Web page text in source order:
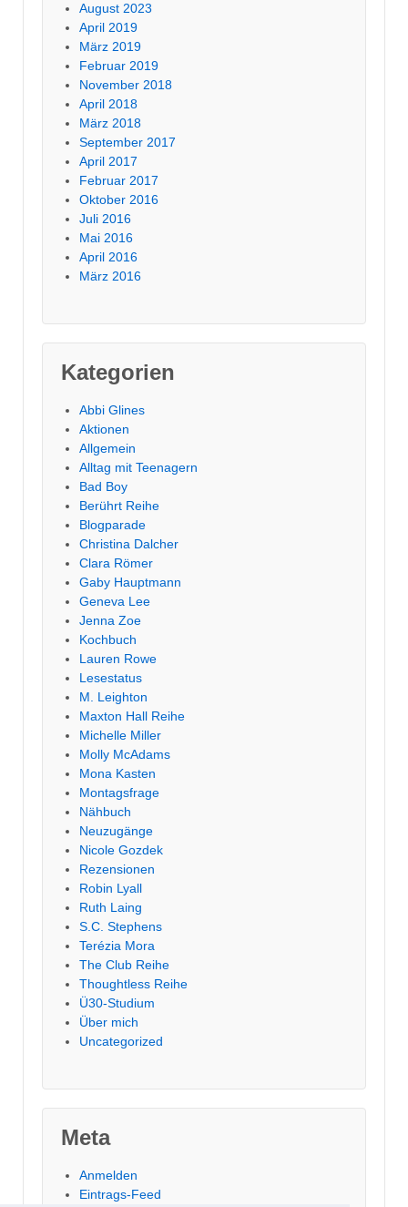
August 2023
April 2019
März 2019
Februar 2019
November 2018
April 2018
März 2018
September 2017
April 2017
Februar 2017
Oktober 2016
Juli 2016
Mai 2016
April 2016
März 2016
Kategorien
Abbi Glines
Aktionen
Allgemein
Alltag mit Teenagern
Bad Boy
Berührt Reihe
Blogparade
Christina Dalcher
Clara Römer
Gaby Hauptmann
Geneva Lee
Jenna Zoe
Kochbuch
Lauren Rowe
Lesestatus
M. Leighton
Maxton Hall Reihe
Michelle Miller
Molly McAdams
Mona Kasten
Montagsfrage
Nähbuch
Neuzugänge
Nicole Gozdek
Rezensionen
Robin Lyall
Ruth Laing
S.C. Stephens
Terézia Mora
The Club Reihe
Thoughtless Reihe
Ü30-Studium
Über mich
Uncategorized
Meta
Anmelden
Eintrags-Feed